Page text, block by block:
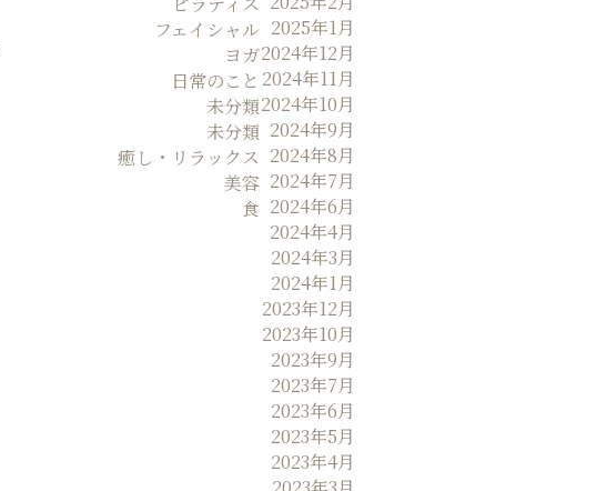
フェイシャル
ヨガ
日常のこと
未分類
未分類
癒し・リラックス
美容
食
2025年1月
2024年12月
2024年11月
2024年10月
2024年9月
2024年8月
2024年7月
2024年6月
2024年4月
2024年3月
2024年1月
2023年12月
2023年10月
2023年9月
2023年7月
2023年6月
2023年5月
2023年4月